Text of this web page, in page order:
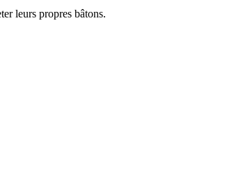
leurs propres bâtons.